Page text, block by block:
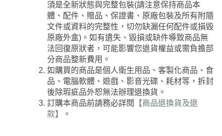
須是全新狀態與完整包裝(請注意保持商品本
體、配件、贈品、保證書、原廠包裝及所有附隨
文件或資料的完整性，切勿缺漏任何配件或損毀
原廠外盒)。如有遺失、毀損或缺件導致商品無
法回復原狀者，可能影響您退貨權益或需負擔部
分商品整新費用。
如購買的商品是個人衛生用品、客製化商品、食
品、電腦軟體、遊戲、影音光碟、耗材等，拆封
後除瑕疵品外恕無法辦理退換貨。
訂購本商品前請務必詳閱
【商品退換貨及退
款】
。